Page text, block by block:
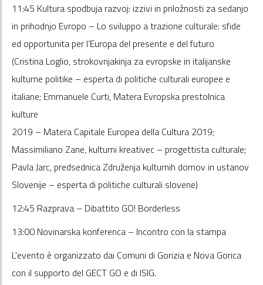
11:45 Kultura spodbuja razvoj: izzivi in priložnosti za sedanjo
in prihodnjo Evropo – Lo sviluppo a trazione culturale: sfide
ed opportunita per l’Europa del presente e del futuro
(Cristina Loglio, strokovnjakinja za evropske in italijanske
kulturne politike – esperta di politiche culturali europee e
italiane; Emmanuele Curti, Matera Evropska prestolnica
kulture
2019 – Matera Capitale Europea della Cultura 2019;
Massimiliano Zane, kulturni kreativec – progettista culturale;
Pavla Jarc, predsednica Združenja kulturnih domov in ustanov
Slovenije – esperta di politiche culturali slovene)
12:45 Razprava – Dibattito GO! Borderless
13:00 Novinarska konferenca – Incontro con la stampa
L'evento è organizzato dai Comuni di Gorizia e Nova Gorica
con il supporto del GECT GO e di ISIG.